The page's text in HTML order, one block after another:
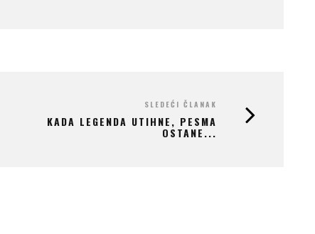
SLEDEĆI ČLANAK
KADA LEGENDA UTIHNE, PESMA
OSTANE...